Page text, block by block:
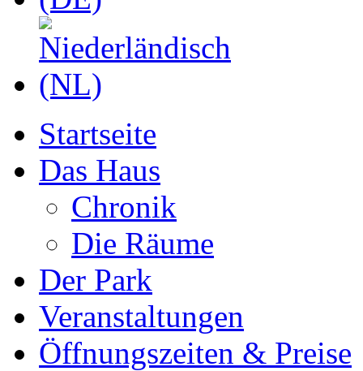
Startseite
Das Haus
Chronik
Die Räume
Der Park
Veranstaltungen
Öffnungszeiten & Preise